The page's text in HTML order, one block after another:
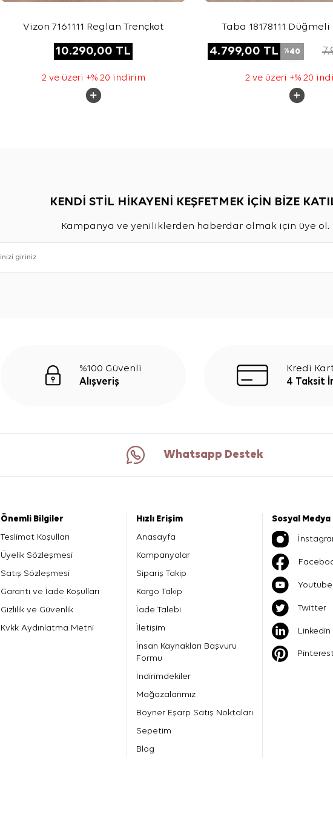
Vizon 7161111 Reglan Trençkot
10.290,00 TL
2 ve üzeri +% 20 indirim
Taba 18178111
4.799,00 TL %40
2 ve üzeri +% 20
KENDİ STİL HİKAYENİ KEŞFETMEK İÇİN BİZE
Kampanya ve yeniliklerden haberdar olmak için üye ol.
%100 Güvenli
Alışveriş
Kredi
4 Taksit
Whatsapp Destek
Önemli Bilgiler
Teslimat Koşulları
Üyelik Sözleşmesi
Satış Sözleşmesi
Garanti ve İade Koşulları
Gizlilik ve Güvenlik
Kvkk Aydınlatma Metni
Hızlı Erişim
Anasayfa
Kampanyalar
Sipariş Takip
Kargo Takip
İade Talebi
İletişim
İnsan Kaynakları Başvuru
Formu
İndirimdekiler
Mağazalarımız
Boyner Eşarp Satış Noktaları
Sepetim
Blog
Sosyal Medya
Youtube
Twitter
Linkedin